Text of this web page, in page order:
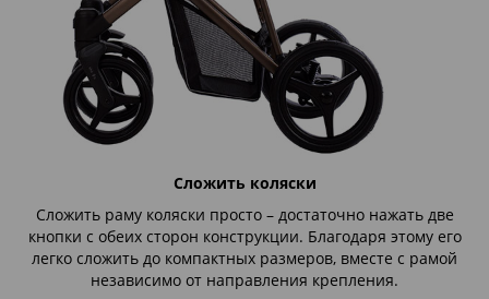
Сложить коляски
Сложить раму коляски просто – достаточно нажать две
кнопки с обеих сторон конструкции. Благодаря этому его
легко сложить до компактных размеров, вместе с рамой
независимо от направления крепления.